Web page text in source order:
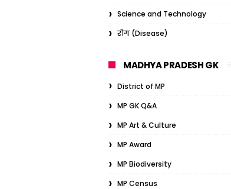
Science and Technology
रोग (Disease)
MADHYA PRADESH GK
District of MP
MP GK Q&A
MP Art & Culture
MP Award
MP Biodiversity
MP Census